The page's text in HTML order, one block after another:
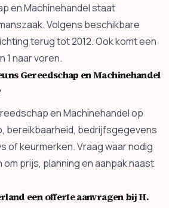
en Machinehandel staat
Volgens beschikbare
terug tot 2012. Ook komt een
1 naar voren.
Gereedschap en Machinehandel
en Machinehandel op
bereikbaarheid, bedrijfsgegevens
of keurmerken. Vraag waar nodig
prijs, planning en aanpak naast
een offerte aanvragen bij H.